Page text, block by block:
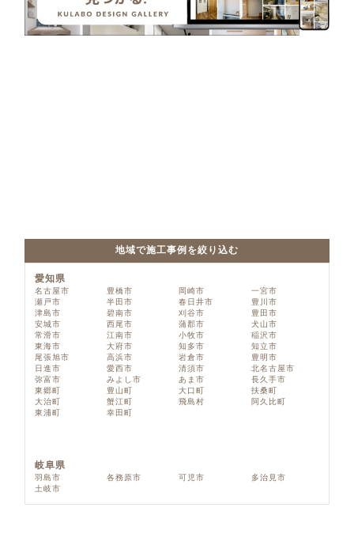
地域で施工事例を絞り込む
愛知県
名古屋市 豊橋市 岡崎市
一宮市
瀬戸市
半田市 春日井市
豊川市
津島市
碧南市 刈谷市
豊田市
安城市
西尾市 蒲郡市
犬山市
常滑市
江南市 小牧市
稲沢市
東海市
大府市 知多市
知立市
尾張旭市
高浜市 岩倉市
豊明市
日進市
愛西市 清須市
北名古屋市
弥富市
みよし市 あま市
長久手市
東郷町
豊山町 大口町
扶桑町
大治町
蟹江町 飛島村
阿久比町
東浦町
幸田町
岐阜県
羽島市 各務原市 可児市
多治見市
土岐市